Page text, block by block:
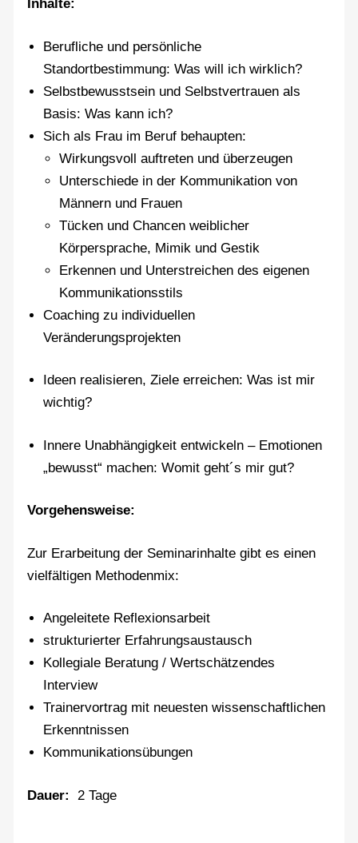
Inhalte:
Berufliche und persönliche
Standortbestimmung: Was will ich wirklich?
Selbstbewusstsein und Selbstvertrauen als
Basis: Was kann ich?
Sich als Frau im Beruf behaupten:
Wirkungsvoll auftreten und überzeugen
Unterschiede in der Kommunikation von
Männern und Frauen
Tücken und Chancen weiblicher
Körpersprache, Mimik und Gestik
Erkennen und Unterstreichen des eigenen
Kommunikationsstils
Coaching zu individuellen
Veränderungsprojekten
Ideen realisieren, Ziele erreichen: Was ist mir
wichtig?
Innere Unabhängigkeit entwickeln – Emotionen
„bewusst“ machen: Womit geht´s mir gut?
Vorgehensweise:
Zur Erarbeitung der Seminarinhalte gibt es einen
vielfältigen Methodenmix:
Angeleitete Reflexionsarbeit
strukturierter Erfahrungsaustausch
Kollegiale Beratung / Wertschätzendes
Interview
Trainervortrag mit neuesten wissenschaftlichen
Erkenntnissen
Kommunikationsübungen
Dauer: 2 Tage